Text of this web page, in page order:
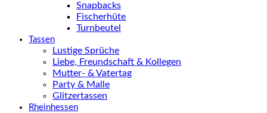
Snapbacks
Fischerhüte
Turnbeutel
Tassen
Lustige Sprüche
Liebe, Freundschaft & Kollegen
Mutter- & Vatertag
Party & Malle
Glitzertassen
Rheinhessen